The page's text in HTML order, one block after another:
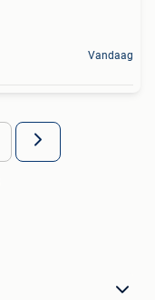
Vandaag